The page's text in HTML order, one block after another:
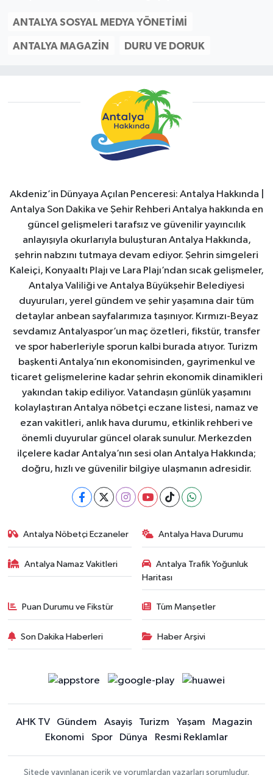
ANTALYA SOSYAL MEDYA YÖNETIMI
ANTALYA MAGAZIN DURU VE DORUK
Akdeniz’in Dünyaya Açılan Penceresi: Antalya Hakkında |
Antalya Son Dakika ve Şehir Rehberi Antalya hakkında en
güncel gelişmeleri tarafsız ve güvenilir yayıncılık
anlayışıyla okurlarıyla buluşturan Antalya Hakkında,
şehrin nabzını tutmaya devam ediyor. Şehrin simgeleri
Kaleiçi, Konyaaltı Plajı ve Lara Plajı’ndan sıcak gelişmeler,
Antalya Valiliği ve Antalya Büyükşehir Belediyesi
duyuruları, yerel gündem ve şehir yaşamına dair tüm
detaylar anbean sayfalarımıza taşınıyor. Kırmızı-Beyaz
sevdamız Antalyaspor’un maç özetleri, fikstür, transfer
ve spor haberleriyle sporun kalbi burada atıyor. Turizm
başkenti Antalya’nın ekonomisinden, gayrimenkul ve
ticaret gelişmelerine kadar şehrin ekonomik dinamikleri
yakından takip ediliyor. Vatandaşın günlük yaşamını
kolaylaştıran Antalya nöbetçi eczane listesi, namaz ve
ezan vakitleri, anlık hava durumu, etkinlik rehberi ve
önemli duyurular güncel olarak sunulur. Merkezden
ilçelere kadar Antalya’nın sesi olan Antalya Hakkında;
doğru, hızlı ve güvenilir bilgiye ulaşmanın adresidir.
Antalya Nöbetçi Eczaneler Antalya Hava Durumu
Antalya Namaz Vakitleri
Antalya Trafik Yoğunluk
Haritası
Puan Durumu ve Fikstür Tüm Manşetler
Son Dakika Haberleri Haber Arşivi
AHK TV Gündem Asayiş Turizm Yaşam
Magazin
Ekonomi
Spor Dünya Resmi Reklamlar
Sitede yayınlanan içerik ve yorumlardan yazarları sorumludur.